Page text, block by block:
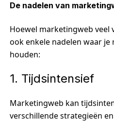
De nadelen van
Hoewel marketingweb veel
ook enkele nadelen waar
houden:
1. Tijdsintensief
Marketingweb kan
verschillende strategieën